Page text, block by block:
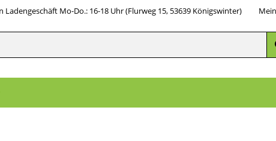
Ladengeschäft Mo-Do.: 16-18 Uhr (Flurweg 15, 53639 Königswinter)